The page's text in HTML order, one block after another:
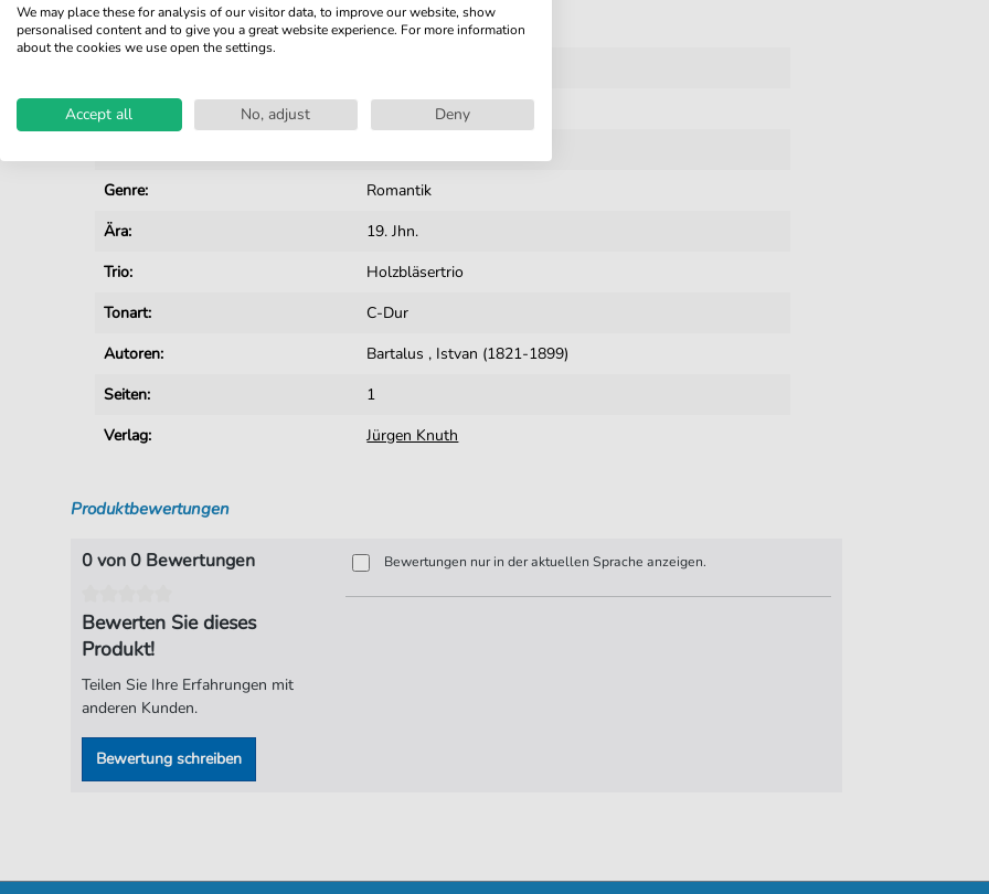
Details
Arrangement:
Genre:
Romantik
Ära:
19. Jhn.
Trio:
Holzbläsertrio
Tonart:
C-Dur
Autoren:
Bartalus , Istvan (1821-1899)
Seiten:
1
Verlag:
Jürgen Knuth
Produktbewertungen
0 von 0 Bewertungen
Bewerten Sie dieses
Produkt!
Teilen Sie Ihre Erfahrungen mit
anderen Kunden.
Bewertung schreiben
Bewertungen nur in der aktuellen Sprache anzeigen.
We may place these for analysis of our visitor data, to improve our website, show
personalised content and to give you a great website experience. For more information
about the cookies we use open the settings.
Accept all No, adjust Deny